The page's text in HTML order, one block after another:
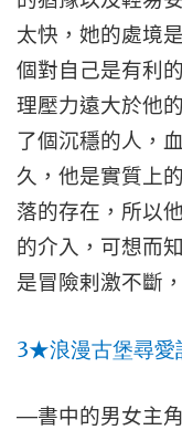
太快，她的處境
個對自己是有利
理壓力遠大於他
了個沉穩的人，
久，他是實質上
落的存在，所以
的介入，可想而
是冒險剌激不斷
3★浪漫古堡尋愛
—書中的男女主